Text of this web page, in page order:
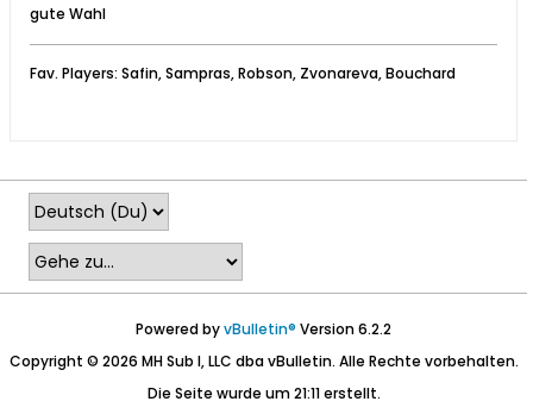
gute Wahl
Fav. Players: Safin, Sampras, Robson, Zvonareva, Bouchard
Powered byvBulletin® Version 6.2.2
Copyright © 2026 MH Sub I, LLC dba vBulletin. Alle Rechte vorbehalten.
Die Seite wurde um 21:11 erstellt.